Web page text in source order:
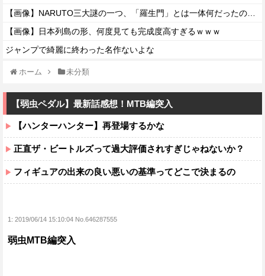
【画像】日本列島の形、何度見ても完成度高すぎるｗｗｗ
ジャンプで綺麗に終わった名作ないよな
ホーム 未分類
【弱虫ペダル】最新話感想！MTB編突入
【ハンターハンター】再登場するかな
正直ザ・ビートルズって過大評価されすぎじゃねないか？
フィギュアの出来の良い悪いの基準ってどこで決まるの
1: 2019/06/14 15:10:04 No.646287555
弱虫MTB編突入